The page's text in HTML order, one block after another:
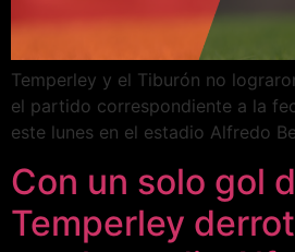
Temperley y el Tiburón no
el partido correspondiente a la
este lunes en el estadio Alfredo
Con un solo gol
Temperley